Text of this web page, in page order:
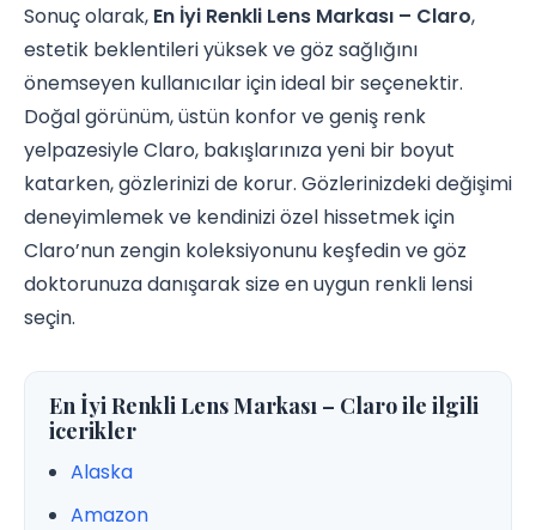
Sonuç olarak, En İyi Renkli Lens Markası – Claro,
estetik beklentileri yüksek ve göz sağlığını
önemseyen kullanıcılar için ideal bir seçenektir.
Doğal görünüm, üstün konfor ve geniş renk
yelpazesiyle Claro, bakışlarınıza yeni bir boyut
katarken, gözlerinizi de korur. Gözlerinizdeki değişimi
deneyimlemek ve kendinizi özel hissetmek için
Claro’nun zengin koleksiyonunu keşfedin ve göz
doktorunuza danışarak size en uygun renkli lensi
seçin.
En İyi Renkli Lens Markası – Claro ile ilgili
icerikler
Alaska
Amazon